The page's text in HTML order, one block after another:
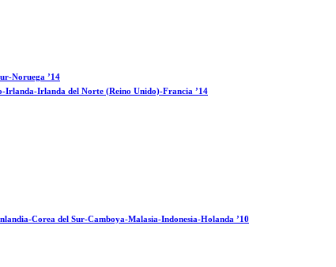
Noruega ’14
Irlanda-Irlanda del Norte (Reino Unido)-Francia ’14
Corea del Sur-Camboya-Malasia-Indonesia-Holanda ’10